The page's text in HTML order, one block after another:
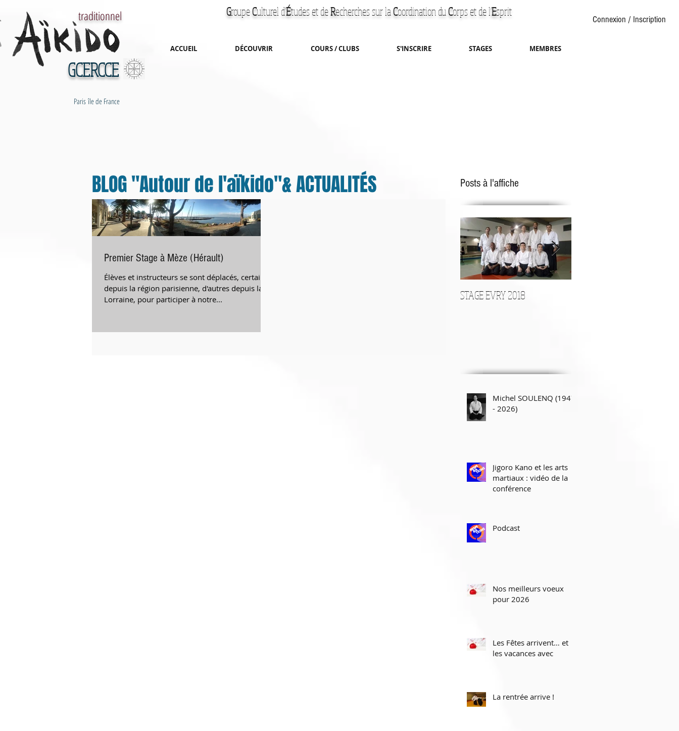
GCERCCE
Paris île de France
traditionnel GroupeCulturel d'Études et deRecherchessur laCoordination duCorps et de l'Esprit
Connexion / Inscription
ACCUEIL DÉCOUVRIR COURS / CLUBS S'INSCRIRE STAGES MEMBRES
Premier Stage à Mèze (Hérault)
Élèves et instructeurs se sont déplacés, certains
depuis la région parisienne, d'autres depuis la
Lorraine, pour participer à notre...
BLOG "Autour de l'aïkido"& ACTUALITÉS Posts à l'affiche
Posts Récents
STAGE EVRY 2018
Michel SOULENQ (1947
- 2026)
Jigoro Kano et les arts
martiaux : vidéo de la
conférence
Podcast
Nos meilleurs voeux
pour 2026
Les Fêtes arrivent… et
les vacances avec
La rentrée arrive !